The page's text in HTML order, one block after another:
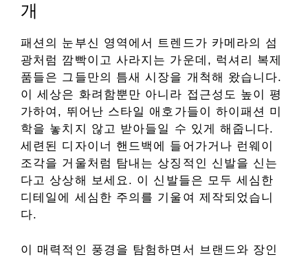
개
패션의 눈부신 영역에서 트렌드가 카메라의 섬
광처럼 깜빡이고 사라지는 가운데, 럭셔리 복제
품들은 그들만의 틈새 시장을 개척해 왔습니다.
이 세상은 화려함뿐만 아니라 접근성도 높이 평
가하여, 뛰어난 스타일 애호가들이 하이패션 미
학을 놓치지 않고 받아들일 수 있게 해줍니다.
세련된 디자이너 핸드백에 들어가거나 런웨이
조각을 거울처럼 탐내는 상징적인 신발을 신는
다고 상상해 보세요. 이 신발들은 모두 세심한
디테일에 세심한 주의를 기울여 제작되었습니
다.
이 매력적인 풍경을 탐험하면서 브랜드와 장인